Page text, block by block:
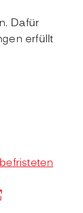
Dafür
erfüllt